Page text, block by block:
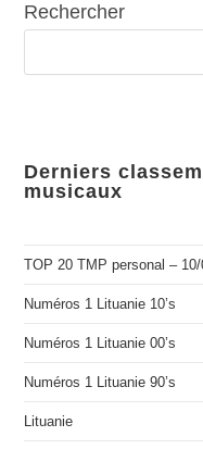
Rechercher
Derniers
musicaux
TOP 20 TMP personal – 10/
Numéros 1 Lituanie 10’s
Numéros 1 Lituanie 00’s
Numéros 1 Lituanie 90’s
Lituanie